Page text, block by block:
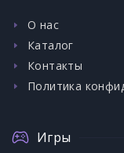
О нас
Каталог
Контакты
Политика
Игры